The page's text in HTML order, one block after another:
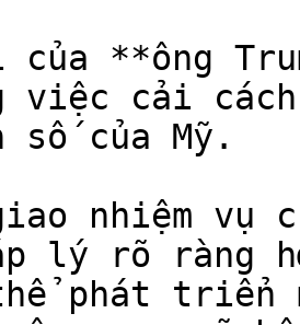
của **ông
việc cải cách
của Mỹ.
nhiệm vụ
lý rõ ràng
phát triển